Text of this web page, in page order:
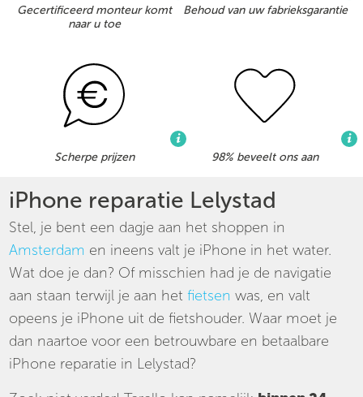
Gecertificeerd monteur komt
naar u toe
Behoud van uw fabrieksgarantie
Scherpe prijzen 98% beveelt ons aan
iPhone reparatie Lelystad
Stel, je bent een dagje aan het shoppen in
Amsterdam en ineens valt je iPhone in het water.
Wat doe je dan? Of misschien had je de navigatie
aan staan terwijl je aan hetfietsen was, en valt
opeens je iPhone uit de fietshouder. Waar moet je
dan naartoe voor een betrouwbare en betaalbare
iPhone reparatie in Lelystad?